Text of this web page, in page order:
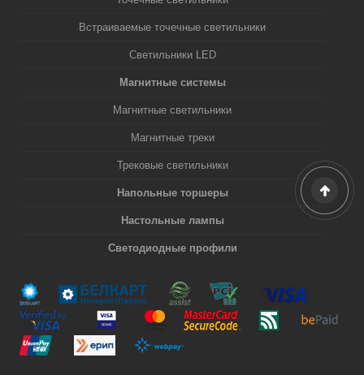
Встраиваемые точечные светильники
Светильники LED
Магнитные системы
Магнитные светильники
Магнитные треки
Трековые светильники
Напольные торшеры
Настольные лампы
Светодиодные профили